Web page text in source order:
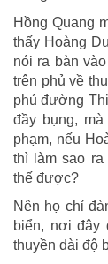
Hồng Quang
thấy Hoàng
nói ra bàn
trên phủ về
phủ đường
đầy bụng,
phạm, nếu
thì làm sao
thế được?
Nên họ chỉ
biển, nơi đây
thuyền dài độ